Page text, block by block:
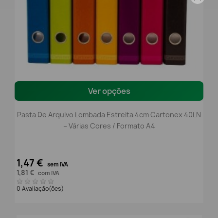
Ver opções
Pasta De Arquivo Lombada Estreita 4cm Cartonex 40LN
– Várias Cores / Formato A4
1,47 € sem IVA
1,81 € com IVA
0 Avaliação(ões)